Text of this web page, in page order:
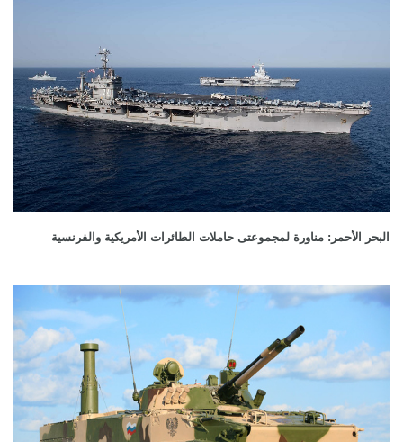
البحر الأحمر: مناورة لمجموعتى حاملات الطائرات الأمريكية والفرنسية